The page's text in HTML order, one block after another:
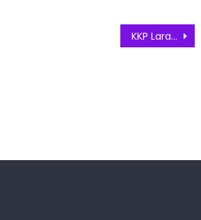
KKP Larang Penjualan Benur di Bawah 5 Gram